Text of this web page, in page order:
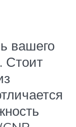
вашего
Стоит